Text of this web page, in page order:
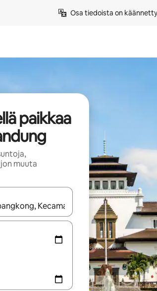
Osa tiedoista on
paikkaa
muuta
ylös- ja alas-nuolinäppäimillä tai tutustu